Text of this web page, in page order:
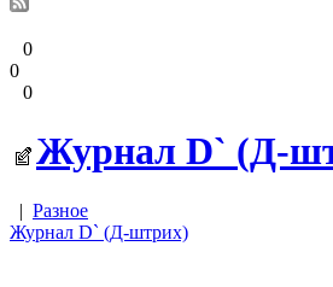
0
0
0
Журнал D` (Д-
| Разное
Журнал D` (Д-штрих)